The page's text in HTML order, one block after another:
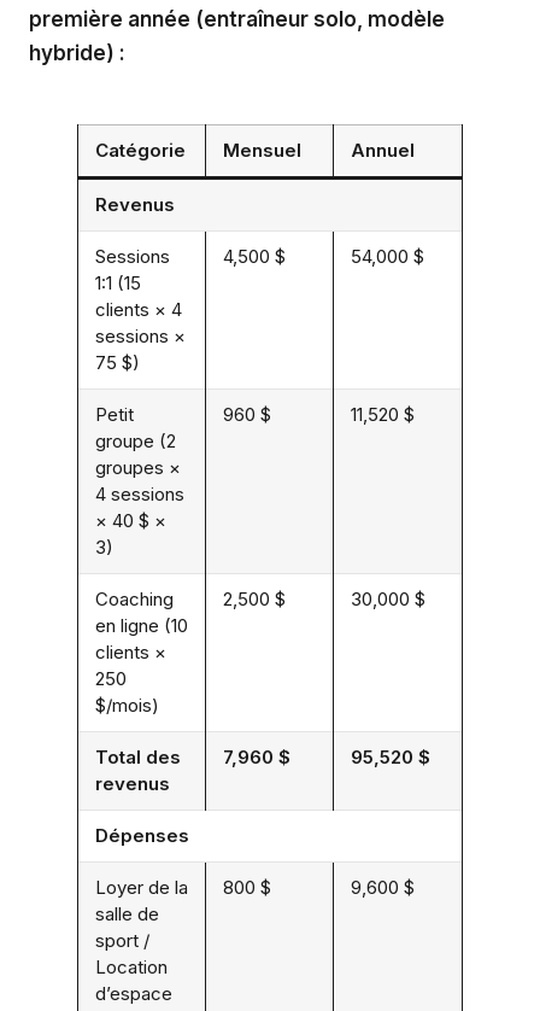
première année (entraîneur solo, modèle
hybride) :
Catégorie Mensuel Annuel
Revenus
Sessions
1:1 (15
clients × 4
sessions ×
75 $)
4,500 $ 54,000 $
Petit
groupe (2
groupes ×
4 sessions
× 40 $ ×
3)
960 $ 11,520 $
Coaching
en ligne (10
clients ×
250
$/mois)
2,500 $ 30,000 $
Total des
revenus
7,960 $ 95,520 $
Dépenses
Loyer de la
salle de
sport /
Location
d’espace
800 $ 9,600 $